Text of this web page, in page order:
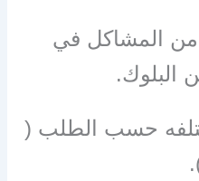
المشاكل في
البلوك.
حسب الطلب (